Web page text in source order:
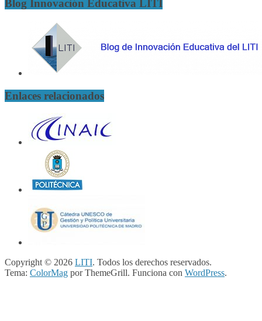
Blog Innovación Educativa LITI
Enlaces relacionados
Copyright © 2026 LITI. Todos los derechos reservados.
Tema: ColorMag por ThemeGrill. Funciona con WordPress.